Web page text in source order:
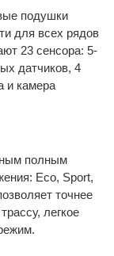
подушки
для всех рядов
23 сенсора: 5-
датчиков, 4
и камера
полным
Eco, Sport,
точнее
легкое